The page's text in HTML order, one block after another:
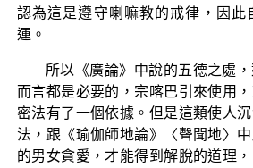
認為這是遵守喇嘛教的戒律，因此
運。
所以《廣論》中說的五德之處
而言都是必要的，宗喀巴引來使用
密法有了一個依據。但是這類使人
法，跟《瑜伽師地論》〈聲聞地〉
的男女貪愛，才能得到解脫的道理